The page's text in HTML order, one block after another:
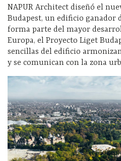
NAPUR Architect diseñó el
Budapest, un edificio ganador
forma parte del mayor
Europa, el Proyecto Liget
sencillas del edificio
y se comunican con la zona